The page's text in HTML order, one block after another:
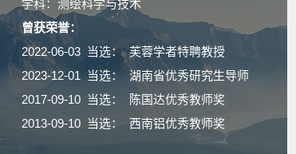
学科：测绘科学与技术
曾获荣誉：
2022-06-03 当选： 芙蓉学者特聘教授
2023-12-01 当选： 湖南省优秀研究生导师
2017-09-10 当选： 陈国达优秀教师奖
2013-09-10 当选： 西南铝优秀教师奖